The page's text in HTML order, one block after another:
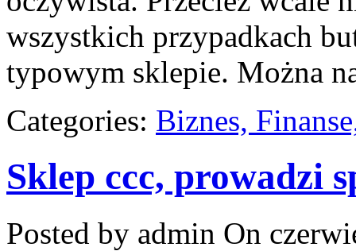
wszystkich przypadkach
typowym sklepie. Można
Categories: Biznes,
Sklep ccc, prowadzi
Posted by admin On